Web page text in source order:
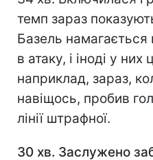
темп зараз
Базель
в атаку, і іноді у
наприклад, зараз,
навіщось, пробив
лінії штрафної.
30 хв. Заслужено